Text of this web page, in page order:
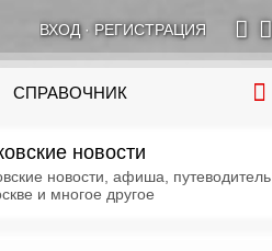
ВХОД· РЕГИСТРАЦИЯ
СПРАВОЧНИК
новости
новости, афиша, путеводитель
и многое другое